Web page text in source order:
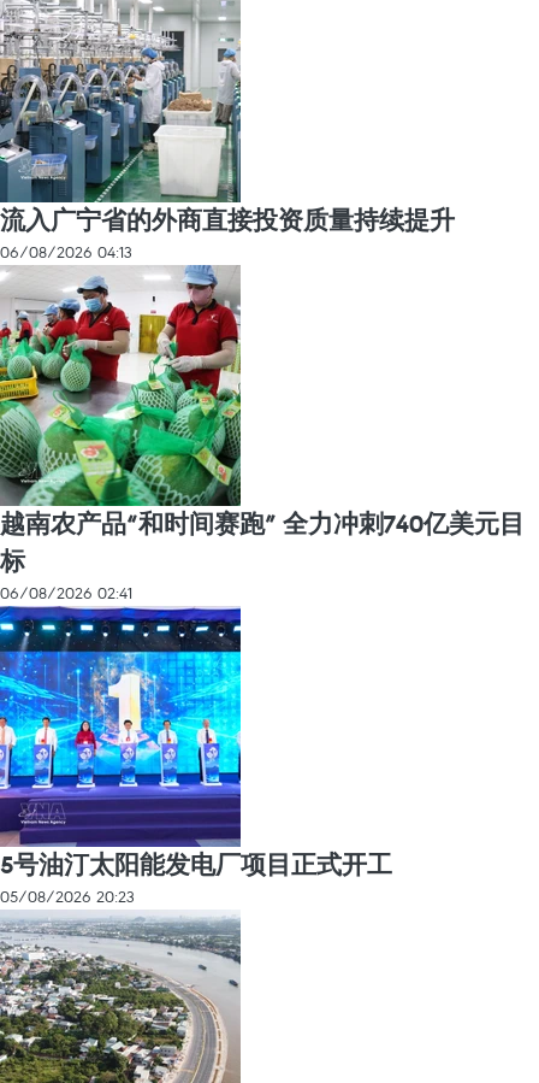
流入广宁省的外商直接投资质量持续提升
06/08/2026 04:13
越南农产品“和时间赛跑” 全力冲刺740亿美元目
标
06/08/2026 02:41
5号油汀太阳能发电厂项目正式开工
05/08/2026 20:23